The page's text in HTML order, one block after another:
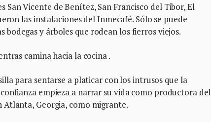
Vicente de Benítez, San Francisco del Tibor, El
las instalaciones del Inmecafé. Sólo se puede
bodegas y árboles que rodean los fierros viejos.
camina hacia la cocina .
para sentarse a platicar con los intrusos que la
empieza a narrar su vida como productora del
Atlanta, Georgia, como migrante.